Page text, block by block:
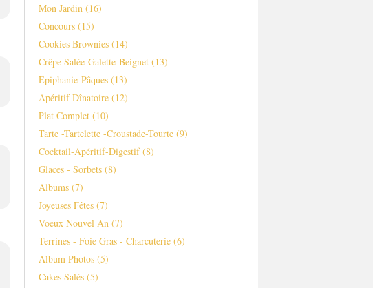
Mon Jardin (16)
Concours (15)
Cookies Brownies (14)
Crêpe Salée-Galette-Beignet (13)
Epiphanie-Pâques (13)
Apéritif Dînatoire (12)
Plat Complet (10)
Tarte -tartelette -croustade-Tourte (9)
Cocktail-Apéritif-Digestif(8)
Glaces - Sorbets (8)
Albums (7)
Joyeuses Fêtes (7)
Voeux Nouvel An (7)
Terrines - Foie Gras - Charcuterie (6)
Album Photos (5)
Cakes Salés (5)